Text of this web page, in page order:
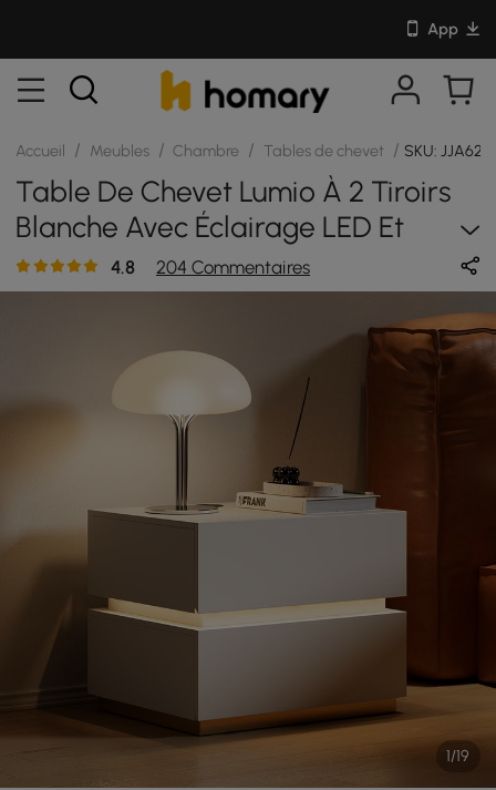
App
Accueil / Meubles / Chambre / Tables de chevet / SKU:
Table De Chevet Lumio À 2 Tiroirs
Blanche Avec Éclairage LED Et
Station De Recharge, Lot De 2
4.8 204 Commentaires
1/19